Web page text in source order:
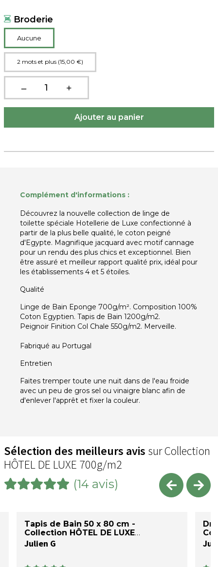
Broderie
Aucune
2 mots et plus (15,00 €)
Complément d'informations :
Découvrez la nouvelle collection de linge de
toilette spéciale Hotellerie de Luxe confectionné à
partir de la plus belle qualité, le coton peigné
d'Egypte. Magnifique jacquard avec motif cannage
pour un rendu des plus chics et exceptionnel. Bien
être assuré et meilleur rapport qualité prix, idéal pour
les établissements 4 et 5 étoiles.
Qualité
Linge de Bain Eponge 700g/m². Composition 100%
Coton Egyptien. Tapis de Bain 1200g/m2.
Peignoir Finition Col Chale 550g/m2. Merveille.
Fabriqué au Portugal
Entretien
Faites tremper toute une nuit dans de l'eau froide
avec un peu de gros sel ou vinaigre blanc afin de
d'enlever l'apprêt et fixer la couleur.
Sélection des meilleurs avis sur Collection
HÔTEL DE LUXE 700g/m2
(14 avis)
Tapis de Bain 50 x 80 cm -
Collection HÔTEL DE LUXE
Julien G